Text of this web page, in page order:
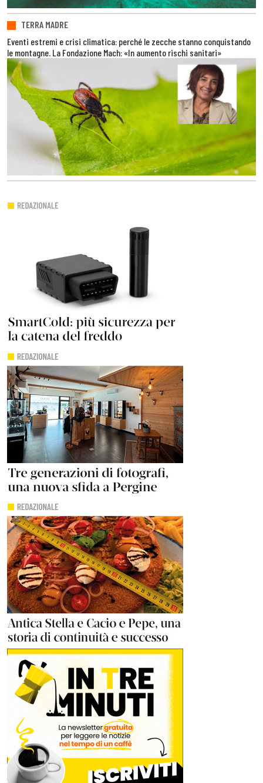
TERRA MADRE
Eventi estremi e crisi climatica: perché le zecche stanno conquistando
le montagne. La Fondazione Mach: «In aumento rischi sanitari»